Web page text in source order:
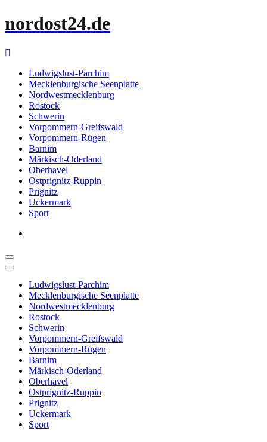
Inhalt
nordost24.de
Ludwigslust-Parchim
Mecklenburgische Seenplatte
Nordwestmecklenburg
Rostock
Schwerin
Vorpommern-Greifswald
Vorpommern-Rügen
Barnim
Märkisch-Oderland
Oberhavel
Ostprignitz-Ruppin
Prignitz
Uckermark
Sport
Ludwigslust-Parchim
Mecklenburgische Seenplatte
Nordwestmecklenburg
Rostock
Schwerin
Vorpommern-Greifswald
Vorpommern-Rügen
Barnim
Märkisch-Oderland
Oberhavel
Ostprignitz-Ruppin
Prignitz
Uckermark
Sport